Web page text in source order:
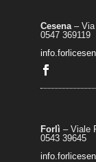
Cesena– Via
0547 369119
Forlì – Viale
0543 39645